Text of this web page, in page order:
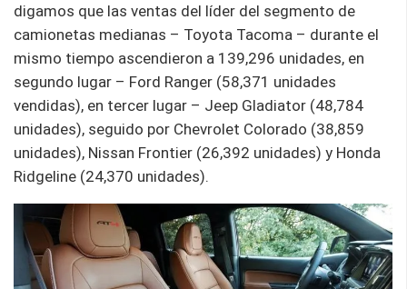
digamos que las ventas del líder del segmento de
camionetas medianas – Toyota Tacoma – durante el
mismo tiempo ascendieron a 139,296 unidades, en
segundo lugar – Ford Ranger (58,371 unidades
vendidas), en tercer lugar – Jeep Gladiator (48,784
unidades), seguido por Chevrolet Colorado (38,859
unidades), Nissan Frontier (26,392 unidades) y Honda
Ridgeline (24,370 unidades).